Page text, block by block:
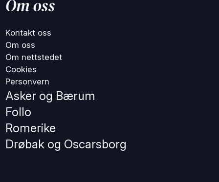
Om oss
Kontakt oss
Om oss
Om nettstedet
Cookies
Personvern
Asker og Bærum
Follo
Romerike
Drøbak og Oscarsborg